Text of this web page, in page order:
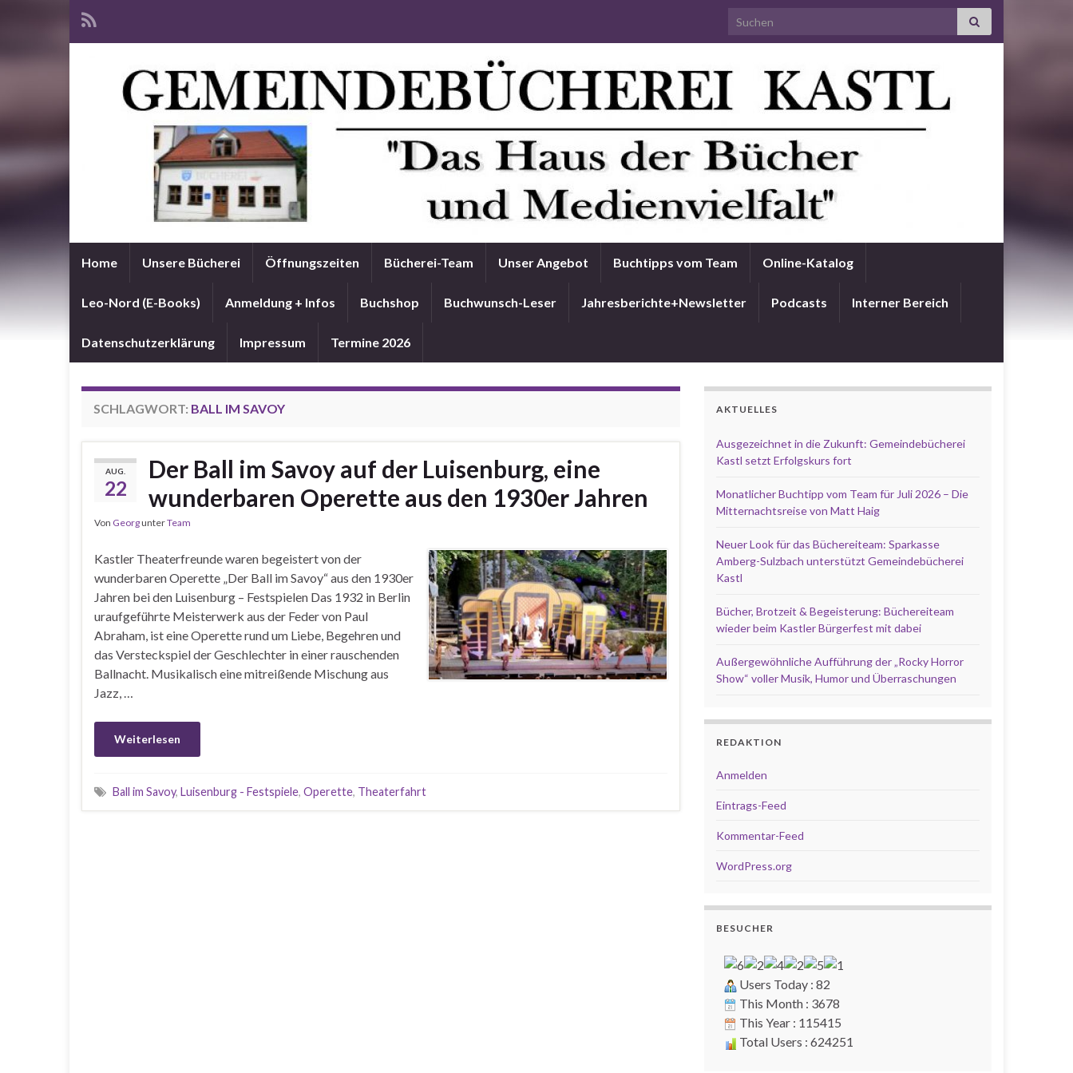
Search for:
Home Unsere Bücherei Öffnungszeiten Bücherei-Team Unser Angebot Buchtipps vom Team Online-Katalog
Leo-Nord (E-Books) Anmeldung + Infos Buchshop Buchwunsch-Leser Jahresberichte+Newsletter Podcasts Interner Bereich
Datenschutzerklärung Impressum Termine 2026
SCHLAGWORT: BALL IM SAVOY
AUG.
22
Der Ball im Savoy auf der Luisenburg, eine
wunderbaren Operette aus den 1930er Jahren
Von GeorgunterTeam
Kastler Theaterfreunde waren begeistert von der
wunderbaren Operette „Der Ball im Savoy“ aus den 1930er
Jahren bei den Luisenburg – Festspielen Das 1932 in Berlin
uraufgeführte Meisterwerk aus der Feder von Paul
Abraham, ist eine Operette rund um Liebe, Begehren und
das Versteckspiel der Geschlechter in einer rauschenden
Ballnacht. Musikalisch eine mitreißende Mischung aus
Jazz, …
Weiterlesen
Ball im Savoy, Luisenburg - Festspiele, Operette, Theaterfahrt
AKTUELLES
Ausgezeichnet in die Zukunft: Gemeindebücherei
Kastl setzt Erfolgskurs fort
Monatlicher Buchtipp vom Team für Juli 2026 – Die
Mitternachtsreise von Matt Haig
Neuer Look für das Büchereiteam: Sparkasse
Amberg-Sulzbach unterstützt Gemeindebücherei
Kastl
Bücher, Brotzeit & Begeisterung: Büchereiteam
wieder beim Kastler Bürgerfest mit dabei
Außergewöhnliche Aufführung der „Rocky Horror
Show“ voller Musik, Humor und Überraschungen
REDAKTION
Anmelden
Eintrags-Feed
Kommentar-Feed
WordPress.org
BESUCHER
Users Today : 82
This Month : 3678
This Year : 115415
Total Users : 624251